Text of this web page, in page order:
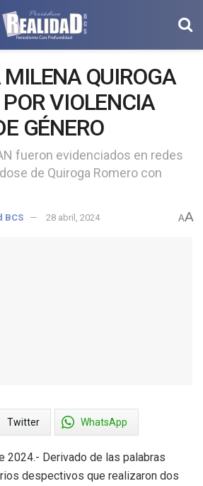
MILENA QUIROGA
VIOLENCIA
GÉNERO
fueron evidenciados en redes
de Quiroga Romero con
BCS 28 abril, 2024 AA
Twitter WhatsApp
2024.- Derivado de las palabras
despectivos que realizaron dos